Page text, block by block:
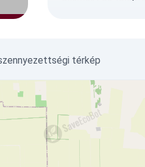
térkép